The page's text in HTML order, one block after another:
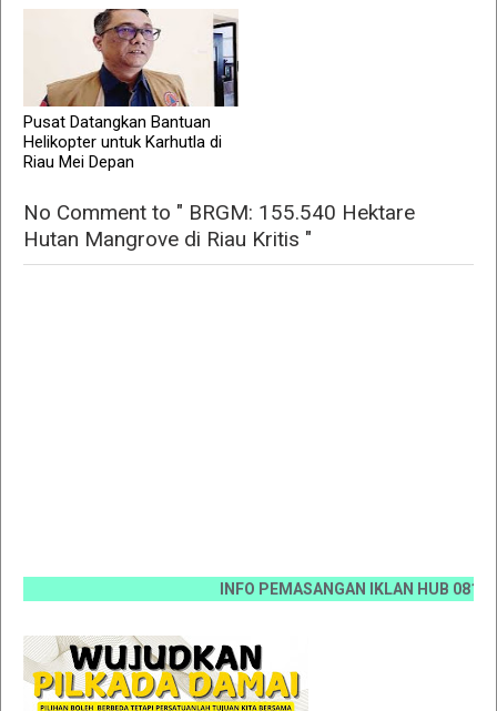
Pusat Datangkan Bantuan
Helikopter untuk Karhutla di
Riau Mei Depan
No Comment to " BRGM: 155.540 Hektare
Hutan Mangrove di Riau Kritis "
INFO PEMASANGAN IKLAN HUB 0812